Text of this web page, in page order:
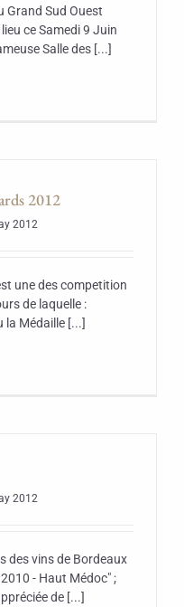
Grand Sud Ouest
ce Samedi 9 Juin
Salle des [...]
2012
2012
une des competition
de laquelle :
la Médaille [...]
2012
des vins de Bordeaux
- Haut Médoc" ;
de [...]